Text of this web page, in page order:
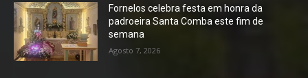
Fornelos celebra festa em honra da
padroeira Santa Comba este fim de
semana
Agosto 7, 2026